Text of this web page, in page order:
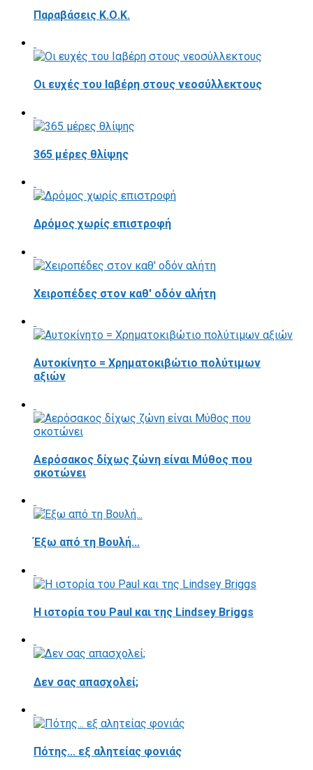
Παραβάσεις Κ.Ο.Κ.
Οι ευχές του Ιαβέρη στους νεοσύλλεκτους
365 μέρες θλίψης
Δρόμος χωρίς επιστροφή
Χειροπέδες στον καθ' οδόν αλήτη
Αυτοκίνητο = Χρηματοκιβώτιο πολύτιμων
αξιών
Αερόσακος δίχως ζώνη είναι Μύθος που
σκοτώνει
Έξω από τη Βουλή...
Η ιστορία του Paul και της Lindsey Briggs
Δεν σας απασχολεί;
Πότης... εξ αλητείας φονιάς